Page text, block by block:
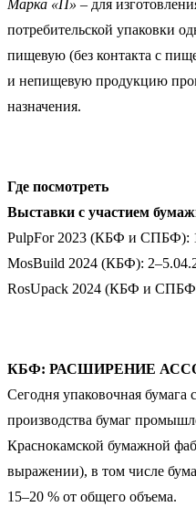
Марка «П» – для
потребительской упаковки
пищевую (без контакта с
и непищевую продукцию
назначения.
Где посмотреть
Выставки с участием
PulpFor 2023 (КБФ и СПБФ):
MosBuild 2024 (КБФ):
RosUpack 2024 (КБФ и
КБФ: РАСШИРЕНИЕ
Сегодня упаковочная бумага
производства бумаг
Краснокамской бумажной
выражении), в том числе
15–20 % от общего объема.